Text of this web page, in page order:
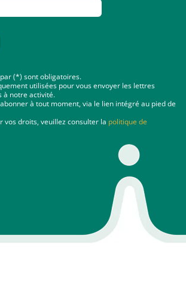
(*) sont obligatoires.
utilisées pour vous envoyer les lettres
à notre activité.
à tout moment, via le lien intégré au pied de
vos droits, veuillez consulter la politique de